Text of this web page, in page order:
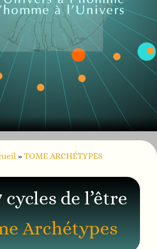
» TOME ARCHÉTYPES
cycles de l’être
Archétypes